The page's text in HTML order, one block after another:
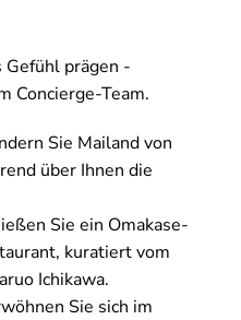
Gefühl prägen -
Concierge-Team.
Sie Mailand von
über Ihnen die
Sie ein Omakase-
kuratiert vom
Ichikawa.
Sie sich im